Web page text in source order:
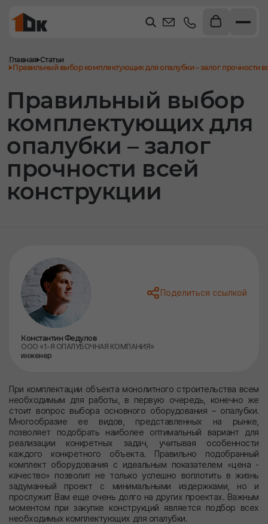
Правильный выбор
комплектующих для
опалубки – залог
прочности всей
конструкции
Главная Статьи
Правильный выбор комплектующих для опалубки – залог прочности
Константин Федулов
ООО «1-Я ОПАЛУБОЧНАЯ КОМПАНИЯ»
инженер
Поделиться ссылкой
При комплектации объекта монолитного строительства всем
необходимым для работы, в первую очередь, конечно же
стоит вопрос выбора основного оборудования – опалубки.
Многообразие ее видов, представленных на рынке,
позволяет подобрать наиболее оптимальный вариант для
реализации конкретных задач, учитывая особенности
каждого конкретного объекта. Правильно подобранный
комплект оборудования с идеальным показателем «цена -
качество» позволит не только успешно воплотить в жизнь
задуманный проект с минимальными издержками, но и
прослужит Вам еще очень долго на других проектах. Важным
моментом при закупке конструкций является подбор всех
необходимых комплектующих для опалубки.